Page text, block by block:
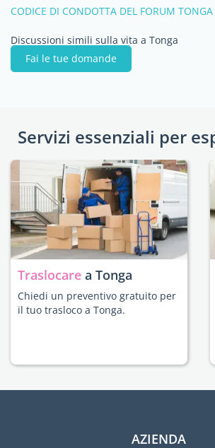
CODICE DI CONDOTTA DEL FORUM TONGA
Discussioni simili sulla vita a Tonga
Fai le tue domande
Servizi essenziali per
Traslocare a Tonga
Chiedi un preventivo gratuito per
il tuo trasloco a Tonga.
AZIENDA